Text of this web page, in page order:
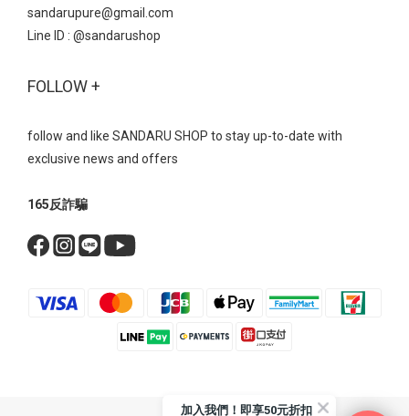
sandarupure@gmail.com
Line ID : @sandarushop
FOLLOW +
follow and like SANDARU SHOP to stay up-to-date with
exclusive news and offers
165反詐騙
加入我們！即享50元折扣